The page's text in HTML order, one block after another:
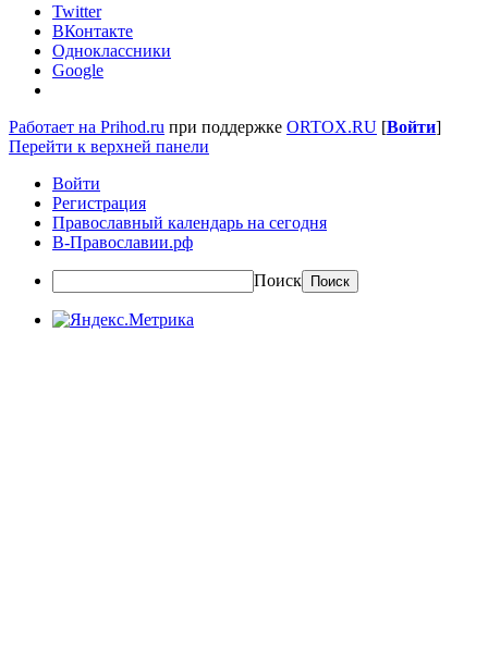
Twitter
ВКонтакте
Одноклассники
Google
Работает на Prihod.ru при поддержке ORTOX.RU [Войти]
Перейти к верхней панели
Войти
Регистрация
Православный календарь на сегодня
В-Православии.рф
Поиск